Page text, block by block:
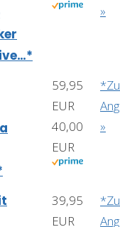
»
59,95
EUR
40,00
EUR
»
39,95
EUR